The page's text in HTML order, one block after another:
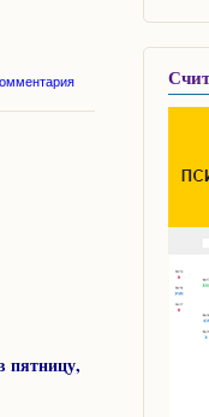
о В новую эру с
сеансами
пятницу,